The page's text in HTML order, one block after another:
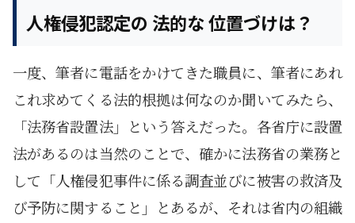
人権侵犯認定の 法的な 位置づけは？
一度、筆者に電話をかけてきた職員に、筆者にあれ
これ求めてくる法的根拠は何なのか聞いてみたら、
「法務省設置法」という答えだった。各省庁に設置
法があるのは当然のことで、確かに法務省の業務と
して「人権侵犯事件に係る調査並びに被害の救済及
び予防に関すること」とあるが、それは省内の組織